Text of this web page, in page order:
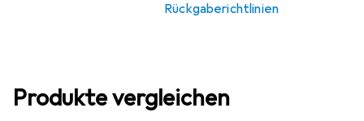
Rückgaberichtlinien
Produkte vergleichen